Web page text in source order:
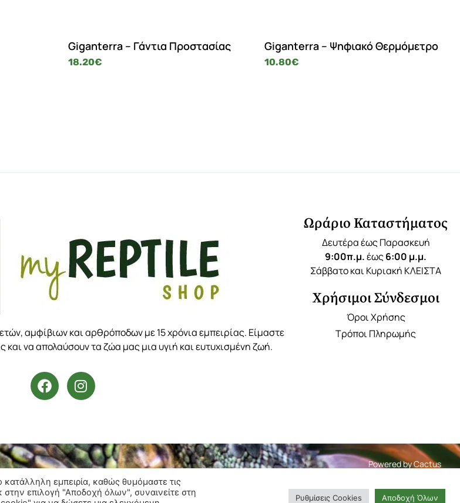
Giganterra – Γάντια Προστασίας
18.20€
Giganterra – Ψηφιακό Θερμόμετρο
10.80€
αμφίβιων και αρθρόποδων με 15 χρόνια εμπειρίας. Είμαστε
να απολαύσουν τα ζώα μας μια υγιή και ευτυχισμένη ζωή.
Ωράριο Καταστήματος
Δευτέρα έως Παρασκευή
9:00π.μ.έως6:00 μ.μ.
Σάββατο και Κυριακή ΚΛΕΙΣΤΑ
Χρήσιμοι Σύνδεσμοι
Όροι Χρήσης
Τρόποι Πληρωμής
Powered byCactus
εμπειρία, καθώς θυμόμαστε τις
στην επιλογή "Αποδοχή όλων", συναινείτε στη
Ρυθμίσεις Cookies Αποδοχή Όλων